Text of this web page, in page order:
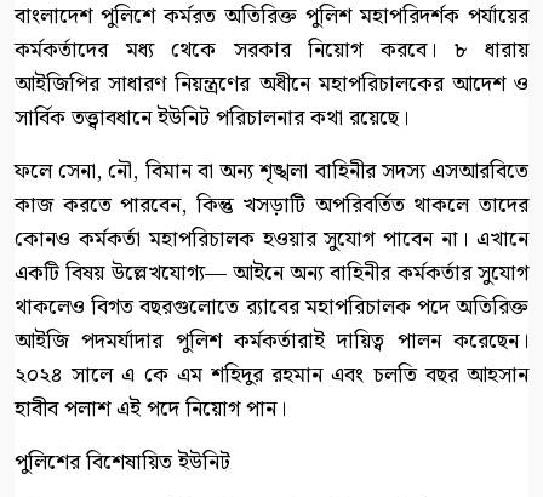
বাংলাদেশ পুলিশে কর্মরত অতিরিক্ত পুলিশ মহাপরিদর্শক পর্যায়ের
কর্মকর্তাদের মধ্য থেকে সরকার নিয়োগ করবে। ৮ ধারায়
আইজিপির সাধারণ নিয়ন্ত্রণের অধীনে মহাপরিচালকের আদেশ ও
সার্বিক তত্ত্বাবধানে ইউনিট পরিচালনার কথা রয়েছে।
ফলে সেনা, নৌ, বিমান বা অন্য শৃঙ্খলা বাহিনীর সদস্য এসআরবিতে
কাজ করতে পারবেন, কিন্তু খসড়াটি অপরিবর্তিত থাকলে তাদের
কোনও কর্মকর্তা মহাপরিচালক হওয়ার সুযোগ পাবেন না। এখানে
একটি বিষয় উল্লেখযোগ্য— আইনে অন্য বাহিনীর কর্মকর্তার সুযোগ
থাকলেও বিগত বছরগুলোতে র‍্যাবের মহাপরিচালক পদে অতিরিক্ত
আইজি পদমর্যাদার পুলিশ কর্মকর্তারাই দায়িত্ব পালন করেছেন।
২০২৪ সালে এ কে এম শহিদুর রহমান এবং চলতি বছর আহসান
হাবীব পলাশ এই পদে নিয়োগ পান।
পুলিশের বিশেষায়িত ইউনিট